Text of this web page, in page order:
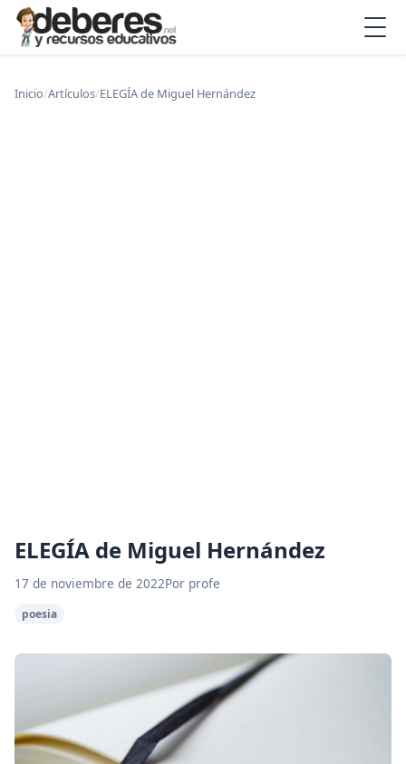
Inicio/Artículos/ELEGÍA de Miguel Hernández
ELEGÍA de Miguel Hernández
17 de noviembre de 2022Por profe
poesia